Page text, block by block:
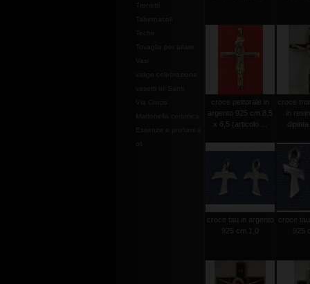
Tabernacoli
valige celebrazione
Mattonella ceramica
Essenze e profumi e
croce pettorale in
argento 925 cm.8,5
x 6,5 (articolo ...
croce
in
croce tau in argento
925 cm.1,0
croce
925